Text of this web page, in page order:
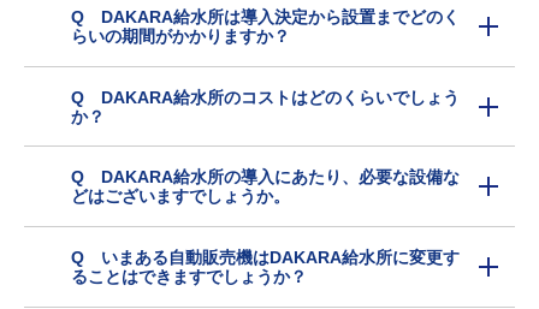
Q DAKARA給水所は導入決定から設置までどのく
らいの期間がかかりますか？
Q DAKARA給水所のコストはどのくらいでしょう
か？
Q DAKARA給水所の導入にあたり、必要な設備な
どはございますでしょうか。
Q いまある自動販売機はDAKARA給水所に変更す
ることはできますでしょうか？